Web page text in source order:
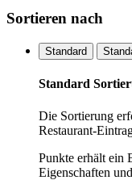
Sortieren nach
Standard
Standard
Die Sortierung
Restaurant-
Punkte erhält ein
Eigenschaften